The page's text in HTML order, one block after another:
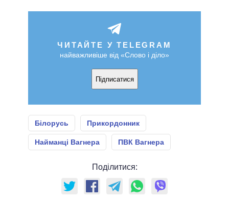
ЧИТАЙТЕ У TELEGRAM
найважливіше від «Слово і діло»
Підписатися
Білорусь Прикордонник
Найманці Вагнера ПВК Вагнера
Поділитися: